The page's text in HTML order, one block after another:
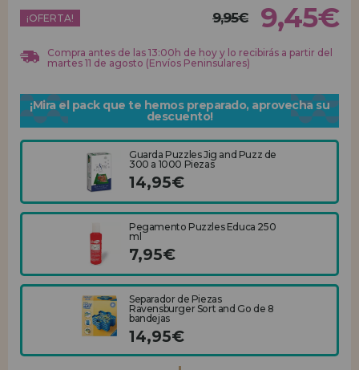
REGISTRO DISTRIBUIDOR
¡OFERTA! 9,95€ 9,45€
Compra antes de las 13:00h de hoy y lo recibirás a partir del
martes 11 de agosto (Envíos Peninsulares)
¡Mira el pack que te hemos preparado, aprovecha su
descuento!
Guarda Puzzles Jig and Puzz de
300 a 1000 Piezas
14,95€
Pegamento Puzzles Educa 250
ml
7,95€
Separador de Piezas
Ravensburger Sort and Go de 8
bandejas
14,95€